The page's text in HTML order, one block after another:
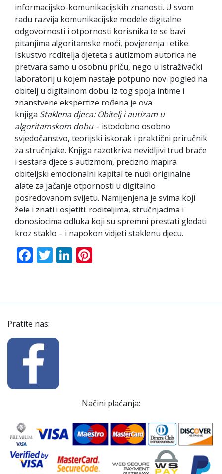
informacijsko-komunikacijskih znanosti. U svom
radu razvija komunikacijske modele digitalne
odgovornosti i otpornosti korisnika te se bavi
pitanjima algoritamske moći, povjerenja i etike.
Iskustvo roditelja djeteta s autizmom autorica ne
pretvara samo u osobnu priču, nego u istraživački
laboratorij u kojem nastaje potpuno novi pogled na
obitelj u digitalnom dobu. Iz tog spoja intime i
znanstvene ekspertize rođena je ova
knjiga Staklena djeca: Obitelj i autizam u
algoritamskom dobu– istodobno osobno
svjedočanstvo, teorijski iskorak i praktični priručnik
za stručnjake. Knjiga razotkriva nevidljivi trud braće
i sestara djece s autizmom, precizno mapira
obiteljski emocionalni kapital te nudi originalne
alate za jačanje otpornosti u digitalno
posredovanom svijetu. Namijenjena je svima koji
žele i znati i osjetiti: roditeljima, stručnjacima i
donosiocima odluka koji su spremni prestati gledati
kroz staklo – i napokon vidjeti staklenu djecu.
Facebook
TwitterLinkedIn
Pratite nas:
Načini plaćanja: